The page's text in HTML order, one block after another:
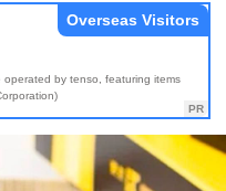
operated by tenso, featuring items
Overseas Visitors